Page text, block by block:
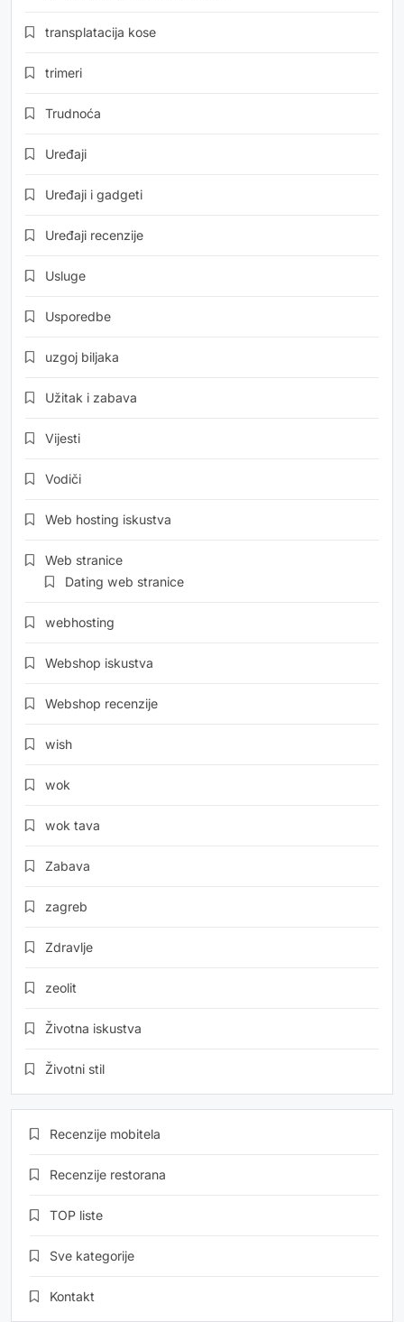
transplatacija kose
trimeri
Trudnoća
Uređaji
Uređaji i gadgeti
Uređaji recenzije
Usluge
Usporedbe
uzgoj biljaka
Užitak i zabava
Vijesti
Vodiči
Web hosting iskustva
Web stranice
Dating web stranice
webhosting
Webshop iskustva
Webshop recenzije
wish
wok
wok tava
Zabava
zagreb
Zdravlje
zeolit
Životna iskustva
Životni stil
Recenzije mobitela
Recenzije restorana
TOP liste
Sve kategorije
Kontakt